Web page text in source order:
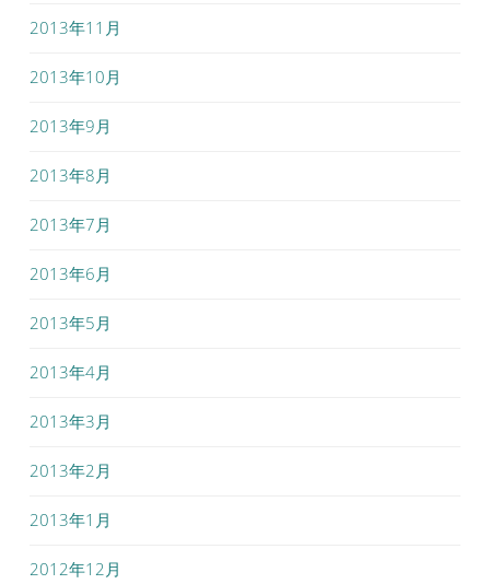
2013年11月
2013年10月
2013年9月
2013年8月
2013年7月
2013年6月
2013年5月
2013年4月
2013年3月
2013年2月
2013年1月
2012年12月